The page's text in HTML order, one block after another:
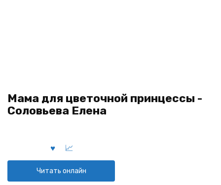
Мама для цветочной принцессы -
Соловьева Елена
Читать онлайн